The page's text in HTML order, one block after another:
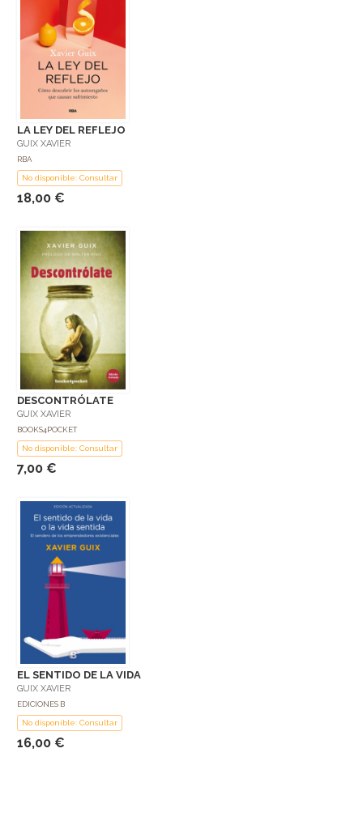
LA LEY DEL REFLEJO
GUIX XAVIER
RBA
No disponible: Consultar
18,00 €
DESCONTRÓLATE
GUIX XAVIER
BOOKS4POCKET
No disponible: Consultar
7,00 €
EL SENTIDO DE LA VIDA
GUIX XAVIER
EDICIONES B
No disponible: Consultar
16,00 €